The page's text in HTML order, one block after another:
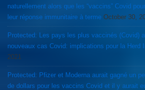
naturellement alors que les “vaccins” Covid
leur réponse immunitaire à terme October 30,
Protected: Les pays les plus vaccinés (Covid)
nouveaux cas Covid: implications pour la Herd
2021
Protected: Pfizer et Moderna aurait gagné un
de dollars pour les vaccins Covid et il y aurait